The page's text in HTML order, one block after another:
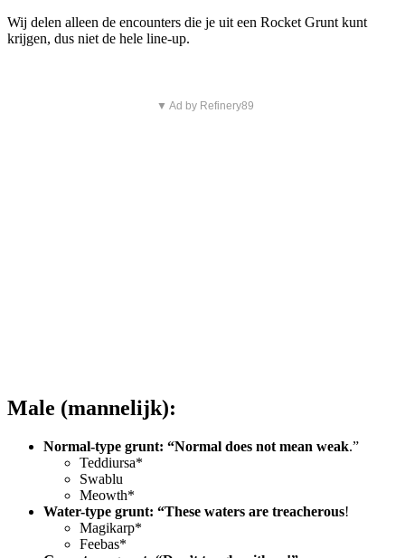
Wij delen alleen de encounters die je uit een Rocket Grunt kunt
krijgen, dus niet de hele line-up.
▼ Ad by Refinery89
Male (mannelijk):
Normal-type grunt: “Normal does not mean weak.”
Teddiursa*
Swablu
Meowth*
Water-type grunt: “These waters are treacherous!
Magikarp*
Feebas*